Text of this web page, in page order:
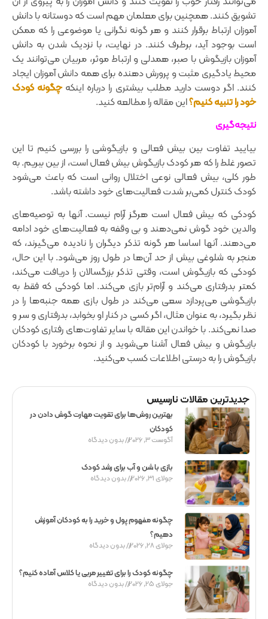
تشویق کنند. همچنین برای معلمان مهم است که دوستانه با دانش
آموزان ارتباط برقرار کنند و هر گونه نگرانی یا موضوعی را که ممکن
است بوجود آید‌، برطرف کنند. در نهایت‌، با نزدیک شدن به دانش
آموزان بازیگوش‌ با صبر‌، همدلی و ارتباط موثر‌، مربیان می‌توانند یک
محیط یادگیری مثبت و پرورش دهنده برای همه دانش آموزان ایجاد
کنند. اگر دوست دارید مطلب بیشتری را درباره اینکهچگونه کودک
خود را تنبیه کنیم؟این مقاله را مطالعه کنید.
نتیجه‌گیری
بیایید تفاوت بین بیش فعالی و بازیگوشی را بررسی کنیم تا این
تصور غلط را که هر کودک بازیگوش بیش فعال است‌، از بین ببریم. به
طور کلی‌، بیش فعالی نوعی اختلال روانی است که باعث می‌شود
کودک کنترل کمی‌‌بر شدت فعالیت‌های خود داشته باشد.
کودکی که بیش فعال است هرگز آرام نیست. آنها به توصیه‌های
والدین خود گوش نمی‌دهند و بی وقفه به فعالیت‌های خود ادامه
می‌دهند. آنها اساسا هر گونه تذکر دیگران را نادیده می‌گیرند‌، که
منجر به شلوغی بیش از حد آن‌ها در طول روز می‌شود. با این حال‌،
کودکی که بازیگوش است، وقتی تذکر بزرگسالان را دریافت می‌کند‌،
کمتر بدرفتاری می‌کند و آرام‌تر بازی می‌کند. اما کودکی که فقط به
بازیگوشی می‌پردازد سعی می‌کند در طول بازی همه جنبه‌ها را در
نظر بگیرد، به عنوان مثال‌، اگر کسی در کنار او بخوابد‌، بدرفتاری و سر و
صدا نمی‌کند. با خواندن این مقاله با سایر تفاوت‌های رفتاری کودکان
بازیگوش و بیش فعال آشنا می‌شوید و از نحوه برخورد با کودکان
بازیگوش را به درستی اطلاعات کسب می‌کنید.
جدیدترین مقالات نارسیس
بهترین روش‌ها برای تقویت مهارت گوش دادن در
کودکان
آگوست 3, 2026 بدون دیدگاه
بازی با شن و آب برای رشد کودک
جولای 31, 2026 بدون دیدگاه
چگونه مفهوم پول و خرید را به کودکان آموزش
دهیم؟
جولای 28, 2026 بدون دیدگاه
چگونه کودک را برای تغییر مربی یا کلاس آماده کنیم؟
جولای 25, 2026 بدون دیدگاه